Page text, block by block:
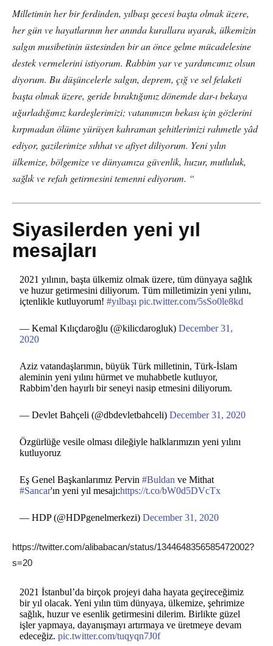
Milletimin her bir ferdinden, yılbaşı gecesi başta olmak üzere,
her gün ve hayatlarının her anında kurallara uyarak, ülkemizin
salgın musibetinin üstesinden bir an önce gelme mücadelesine
destek vermelerini istiyorum. Rabbim yar ve yardımcımız olsun
diyorum. Bu düşüncelerle salgın, deprem, çığ ve sel felaketi
başta olmak üzere, geride bıraktığımız dönemde dar-ı bekaya
uğurladığımız kardeşlerimizi; vatanımızın bekası için gözlerini
kırpmadan ölüme yürüyen kahraman şehitlerimizi rahmetle yâd
ediyor, gazilerimize sıhhat ve afiyet diliyorum. Yeni yılın
ülkemize, bölgemize ve dünyamıza güvenlik, huzur, mutluluk,
sağlık ve refah getirmesini temenni ediyorum. “
Siyasilerden yeni yıl
mesajları
2021 yılının, başta ülkemiz olmak üzere, tüm dünyaya sağlık
ve huzur getirmesini diliyorum. Tüm milletimizin yeni yılını,
içtenlikle kutluyorum!#yılbaşı pic.twitter.com/5sSo0le8kd
— Kemal Kılıçdaroğlu (@kilicdarogluk)December 31,
2020
Aziz vatandaşlarımın, büyük Türk milletinin, Türk-İslam
aleminin yeni yılını hürmet ve muhabbetle kutluyor,
Rabbim’den hayırlı bir seneyi nasip etmesini diliyorum.
— Devlet Bahçeli (@dbdevletbahceli)December 31, 2020
Özgürlüğe vesile olması dileğiyle halklarımızın yeni yılını
kutluyoruz
Eş Genel Başkanlarımız Pervin#Buldan ve Mithat
#Sancar'ın yeni yıl mesajı:https://t.co/bW0d5DVcTx
— HDP (@HDPgenelmerkezi)December 31, 2020
https://twitter.com/alibabacan/status/1344648356585472002?
s=20
2021 İstanbul’da birçok projeyi daha hayata geçireceğimiz
bir yıl olacak. Yeni yılın tüm dünyaya, ülkemize, şehrimize
sağlık, huzur ve esenlik getirmesini dilerim. Birlikte güzel
işler yapmaya, dayanışmayı artırmaya ve üretmeye devam
edeceğiz.pic.twitter.com/tuqyqn7J0f